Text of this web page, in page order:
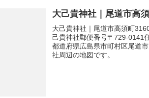
大己貴神社｜尾道市高
大己貴神社｜尾道市高須町
己貴神社郵便番号〒729-0141
都道府県広島県市町村区尾道
社周辺の地図です。